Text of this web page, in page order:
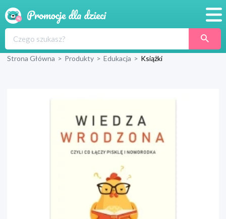
Produkty
Wyprawka
Strona Główna > Produkty > Edukacja > Książki